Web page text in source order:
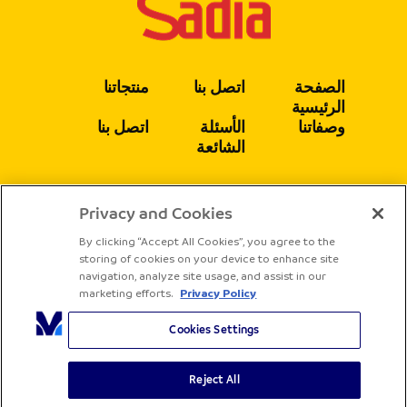
الصفحة
الرئيسية
وصفاتنا
اتصل بنا
الأسئلة
الشائعة
منتجاتنا
اتصل بنا
يتبع
جميع الحقوق محفوظة لشركة ساديا
الشروط والأحكام
سياسة الخصوصية
Privacy and Cookies
By clicking “Accept All Cookies”, you agree to the
storing of cookies on your device to enhance site
navigation, analyze site usage, and assist in our
marketing efforts. Privacy Policy
Cookies Settings
Reject All